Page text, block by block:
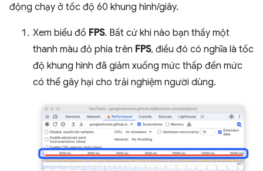
động chạy ở tốc độ 60 khung hình/giây.
Xem biểu đồ FPS. Bất cứ khi nào bạn thấy một
thanh màu đỏ phía trên FPS, điều đó có nghĩa là tốc
độ khung hình đã giảm xuống mức thấp đến mức
có thể gây hại cho trải nghiệm người dùng.